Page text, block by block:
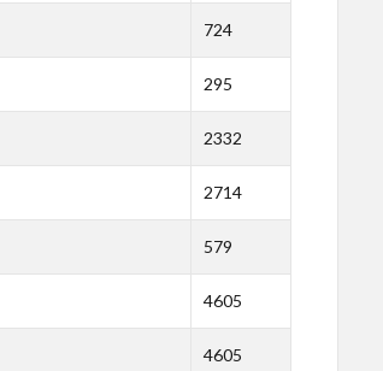
724
295
2332
2714
579
4605
4605